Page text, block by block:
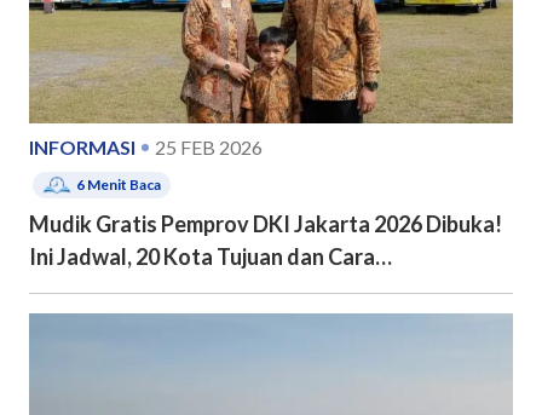
INFORMASI 25 FEB 2026
6 Menit Baca
Mudik Gratis Pemprov DKI Jakarta 2026 Dibuka!
Ini Jadwal, 20 Kota Tujuan dan Cara
Pendaftarannya